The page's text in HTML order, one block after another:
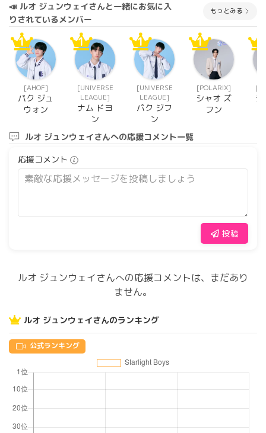
📣 ルオ ジュンウェイさんと一緒にお気に入
りされているメンバー
もっとみる
1
[AHOF]
パク ジュ
ウォン
1
[UNIVERSE
LEAGUE]
ナム ドヨ
ン
1
[UNIVERSE
LEAGUE]
パク ジフ
ン
1
[POLARIX]
シャオ ズ
フン
1
ルオ ジュンウェイさんへの応援コメント一覧
応援コメント
投稿
ルオ ジュンウェイさんへの応援コメントは、まだあり
ません。
ルオ ジュンウェイさんのランキング
公式ランキング